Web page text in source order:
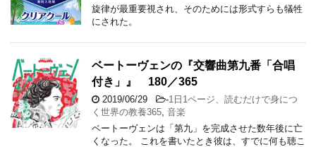
旋律が最重要視され、そのためには形式すらも犠牲
にされた。
ベートーヴェンの『交響曲第九番「合唱
付き」』 180／365
2019/06/29 -1日1ページ、読むだけで身につ
く世界の教養365 音楽
ベートーヴェンは「第九」を完成させた数年後に亡
くなった。 これを書いたとき彼は、すでに何も聴こ